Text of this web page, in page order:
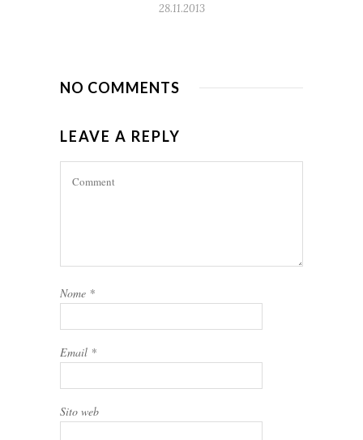
28.11.2013
NO COMMENTS
LEAVE A REPLY
Nome *
Email *
Sito web